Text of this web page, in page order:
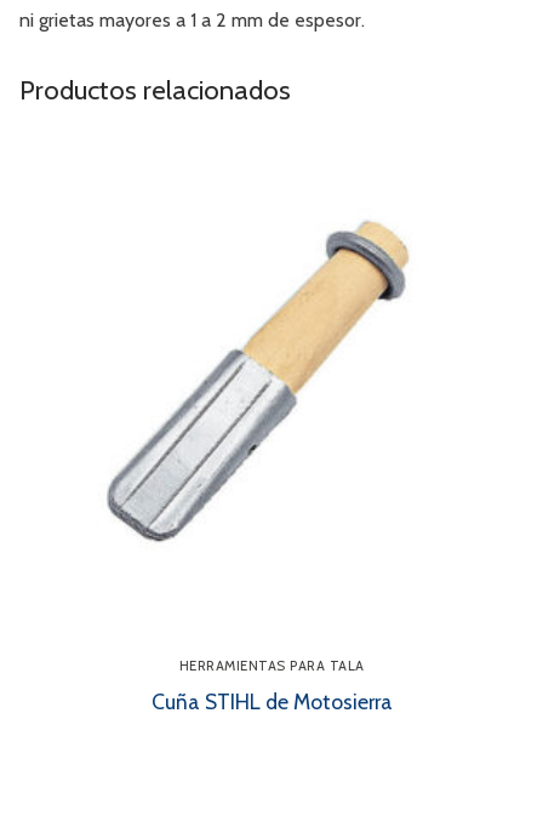
ni grietas mayores a 1 a 2 mm de espesor.
Productos relacionados
HERRAMIENTAS PARA TALA
Cuña STIHL de Motosierra